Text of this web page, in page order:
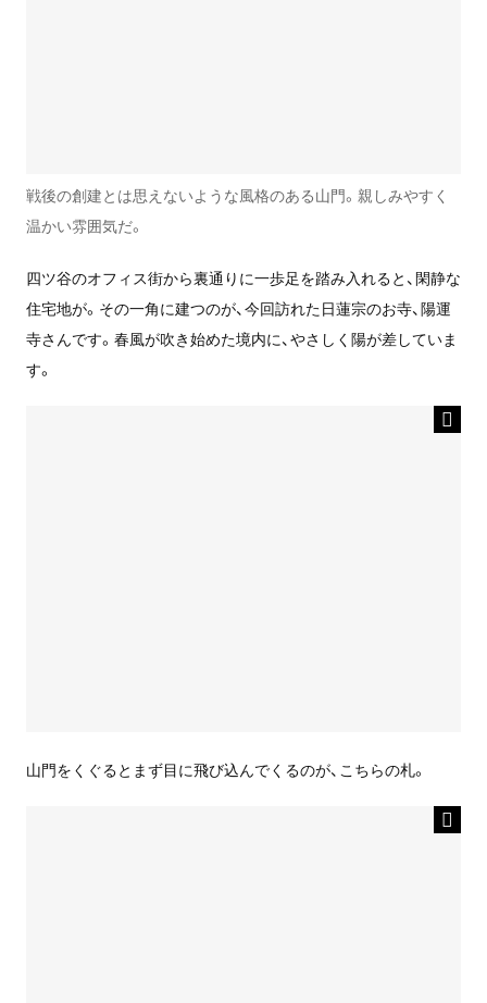
戦後の創建とは思えないような風格のある山門。親しみやすく
温かい雰囲気だ。
四ツ谷のオフィス街から裏通りに一歩足を踏み入れると、閑静な
住宅地が。その一角に建つのが、今回訪れた日蓮宗のお寺、陽運
寺さんです。春風が吹き始めた境内に、やさしく陽が差していま
す。
山門をくぐるとまず目に飛び込んでくるのが、こちらの札。